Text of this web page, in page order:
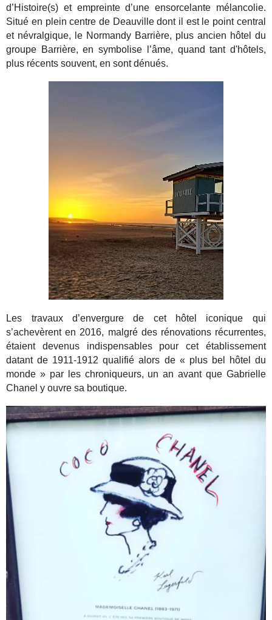
d’Histoire(s) et empreinte d’une ensorcelante mélancolie.
Situé en plein centre de Deauville dont il est le point central
et névralgique, le Normandy Barrière, plus ancien hôtel du
groupe Barrière, en symbolise l’âme, quand tant d'hôtels,
plus récents souvent, en sont dénués.
Les travaux d’envergure de cet hôtel iconique qui
s’achevèrent en 2016, malgré des rénovations récurrentes,
étaient devenus indispensables pour cet établissement
datant de 1911-1912 qualifié alors de « plus bel hôtel du
monde » par les chroniqueurs, un an avant que Gabrielle
Chanel y ouvre sa boutique.